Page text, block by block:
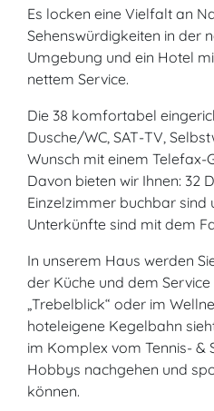
Es locken eine Vielfalt an
Sehenswürdigkeiten in der
Umgebung und ein Hotel
nettem Service.
Die 38 komfortabel
Dusche/WC, SAT-TV,
Wunsch mit einem Telefax-
Davon bieten wir Ihnen: 32
Einzelzimmer buchbar sind
Unterkünfte sind mit dem
In unserem Haus werden
der Küche und dem
„Trebelblick“ oder im
hoteleigene Kegelbahn
im Komplex vom Tennis- &
Hobbys nachgehen und
können.